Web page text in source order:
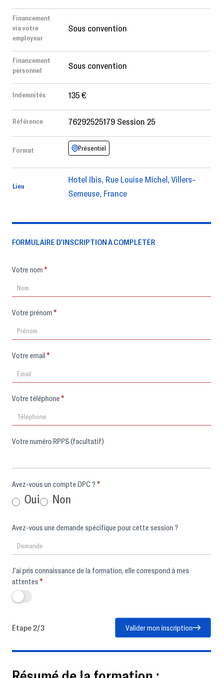
Financement
via votre
employeur
Sous convention
Financement
personnel
Sous convention
Indemnités 135 €
Référence 76292525179 Session 25
Format Présentiel
Lieu
Hotel Ibis, Rue Louise Michel, Villers-
Semeuse, France
FORMULAIRE D’INSCRIPTION À COMPLÉTER
Formulaire
Votre nom *
Votre prénom *
Votre email *
Votre téléphone *
Votre numéro RPPS (facultatif)
Avez-vous un compte DPC ? *
Oui Non
Avez-vous une demande spécifique pour cette session ?
J’ai pris connaissance de la formation, elle correspond à mes
attentes *
Étape 2/3 Valider mon inscription